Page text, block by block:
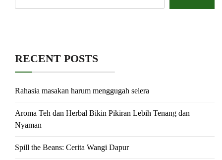
RECENT POSTS
Rahasia masakan harum menggugah selera
Aroma Teh dan Herbal Bikin Pikiran Lebih Tenang dan
Nyaman
Spill the Beans: Cerita Wangi Dapur